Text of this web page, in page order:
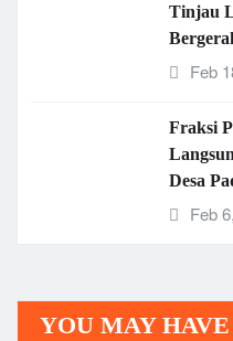
Tinjau
Feb
Fraksi
Desa
Feb
YOU MAY